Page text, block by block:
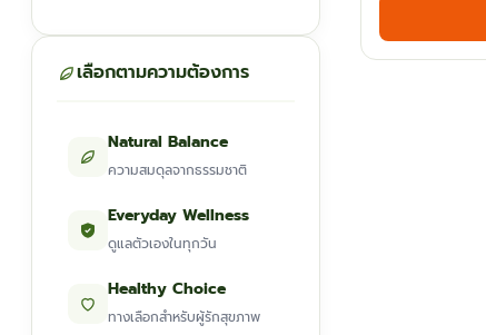
เลือกตามความต้องการ
Natural Balance
ความสมดุลจากธรรมชาติ
Everyday Wellness
ดูแลตัวเองในทุกวัน
Healthy Choice
ทางเลือกสำหรับผู้รักสุขภาพ